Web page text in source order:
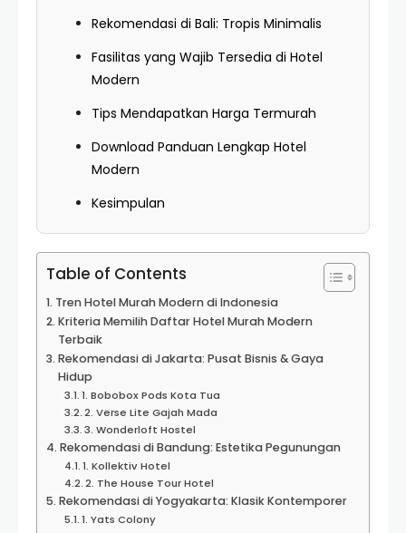
Rekomendasi di Bali: Tropis Minimalis
Fasilitas yang Wajib Tersedia di Hotel
Modern
Tips Mendapatkan Harga Termurah
Download Panduan Lengkap Hotel
Modern
Kesimpulan
Table of Contents
Tren Hotel Murah Modern di Indonesia
Kriteria Memilih Daftar Hotel Murah Modern
Terbaik
Rekomendasi di Jakarta: Pusat Bisnis & Gaya
Hidup
1. Bobobox Pods Kota Tua
2. Verse Lite Gajah Mada
3. Wonderloft Hostel
Rekomendasi di Bandung: Estetika Pegunungan
1. Kollektiv Hotel
2. The House Tour Hotel
Rekomendasi di Yogyakarta: Klasik Kontemporer
1. Yats Colony